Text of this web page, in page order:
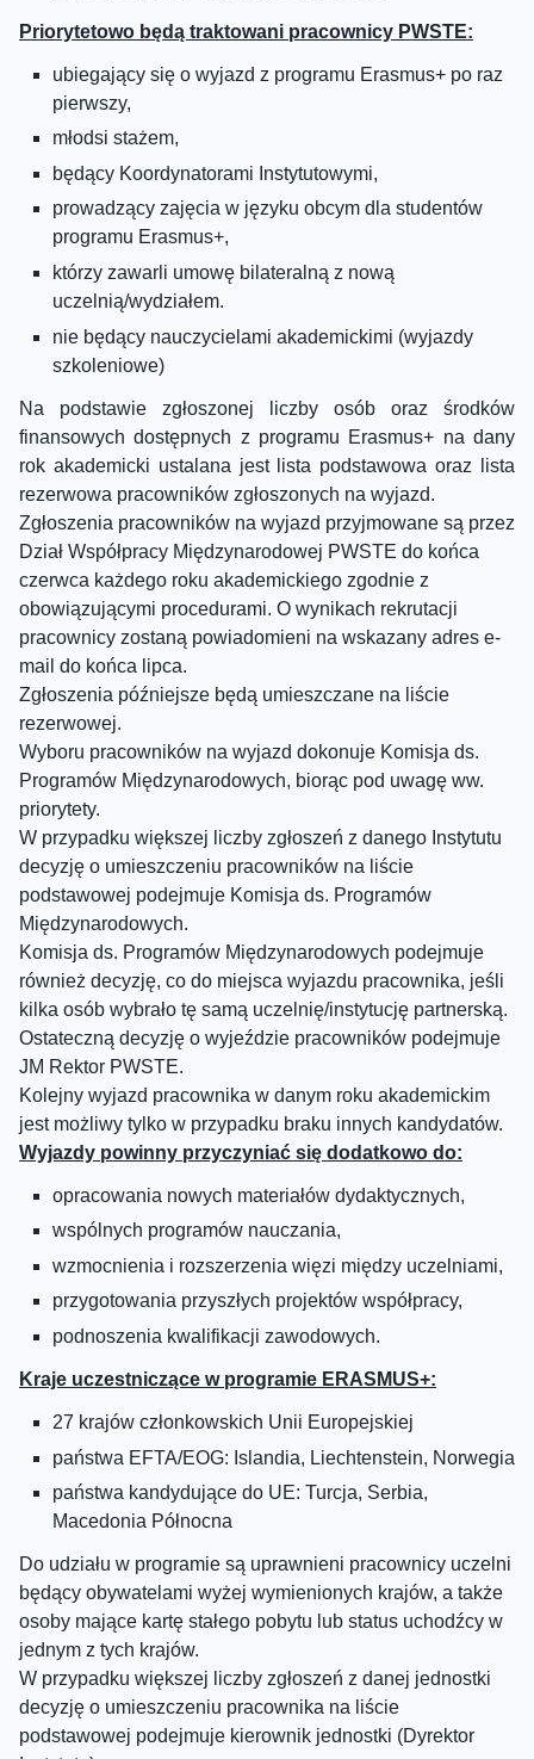
Priorytetowo będą traktowani pracownicy PWSTE:
ubiegający się o wyjazd z programu Erasmus+ po raz
pierwszy,
młodsi stażem,
będący Koordynatorami Instytutowymi,
prowadzący zajęcia w języku obcym dla studentów
programu Erasmus+,
którzy zawarli umowę bilateralną z nową
uczelnią/wydziałem.
nie będący nauczycielami akademickimi (wyjazdy
szkoleniowe)
Na podstawie zgłoszonej liczby osób oraz środków
finansowych dostępnych z programu Erasmus+ na dany
rok akademicki ustalana jest lista podstawowa oraz lista
rezerwowa pracowników zgłoszonych na wyjazd.
Zgłoszenia pracowników na wyjazd przyjmowane są przez
Dział Współpracy Międzynarodowej PWSTE do końca
czerwca każdego roku akademickiego zgodnie z
obowiązującymi procedurami. O wynikach rekrutacji
pracownicy zostaną powiadomieni na wskazany adres e-
mail do końca lipca.
Zgłoszenia późniejsze będą umieszczane na liście
rezerwowej.
Wyboru pracowników na wyjazd dokonuje Komisja ds.
Programów Międzynarodowych, biorąc pod uwagę ww.
priorytety.
W przypadku większej liczby zgłoszeń z danego Instytutu
decyzję o umieszczeniu pracowników na liście
podstawowej podejmuje Komisja ds. Programów
Międzynarodowych.
Komisja ds. Programów Międzynarodowych podejmuje
również decyzję, co do miejsca wyjazdu pracownika, jeśli
kilka osób wybrało tę samą uczelnię/instytucję partnerską.
Ostateczną decyzję o wyjeździe pracowników podejmuje
JM Rektor PWSTE.
Kolejny wyjazd pracownika w danym roku akademickim
jest możliwy tylko w przypadku braku innych kandydatów.
Wyjazdy powinny przyczyniać się dodatkowo do:
opracowania nowych materiałów dydaktycznych,
wspólnych programów nauczania,
wzmocnienia i rozszerzenia więzi między uczelniami,
przygotowania przyszłych projektów współpracy,
podnoszenia kwalifikacji zawodowych.
Kraje uczestniczące w programie ERASMUS+:
27 krajów członkowskich Unii Europejskiej
państwa EFTA/EOG: Islandia, Liechtenstein, Norwegia
państwa kandydujące do UE: Turcja, Serbia,
Macedonia Północna
Do udziału w programie są uprawnieni pracownicy uczelni
będący obywatelami wyżej wymienionych krajów, a także
osoby mające kartę stałego pobytu lub status uchodźcy w
jednym z tych krajów.
W przypadku większej liczby zgłoszeń z danej jednostki
decyzję o umieszczeniu pracownika na liście
podstawowej podejmuje kierownik jednostki (Dyrektor